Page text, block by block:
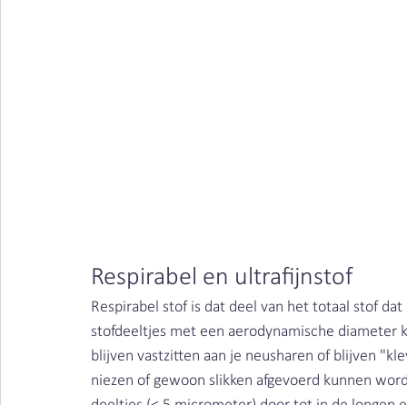
Respirabel en ultrafijnstof
Respirabel stof is dat deel van het totaal stof
stofdeeltjes met een aerodynamische
blijven vastzitten aan je neusharen of blijven
niezen of gewoon slikken afgevoerd kunnen